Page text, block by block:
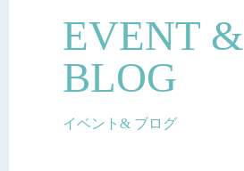
EVENT &
BLOG
イベント& ブログ